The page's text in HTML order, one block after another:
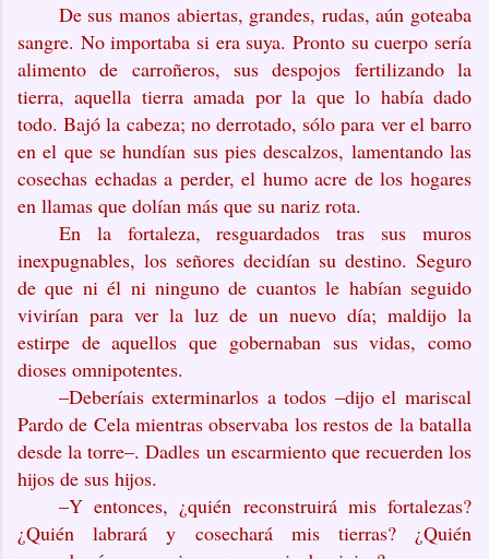
De sus manos abiertas, grandes, rudas, aún goteaba
sangre. No importaba si era suya. Pronto su cuerpo sería
alimento de carroñeros, sus despojos fertilizando la
tierra, aquella tierra amada por la que lo había dado
todo. Bajó la cabeza; no derrotado, sólo para ver el barro
en el que se hundían sus pies descalzos, lamentando las
cosechas echadas a perder, el humo acre de los hogares
en llamas que dolían más que su nariz rota.
En la fortaleza, resguardados tras sus muros
inexpugnables, los señores decidían su destino. Seguro
de que ni él ni ninguno de cuantos le habían seguido
vivirían para ver la luz de un nuevo día; maldijo la
estirpe de aquellos que gobernaban sus vidas, como
dioses omnipotentes.
–Deberíais exterminarlos a todos –dijo el mariscal
Pardo de Cela mientras observaba los restos de la batalla
desde la torre–. Dadles un escarmiento que recuerden los
hijos de sus hijos.
–Y entonces, ¿quién reconstruirá mis fortalezas?
¿Quién labrará y cosechará mis tierras? ¿Quién